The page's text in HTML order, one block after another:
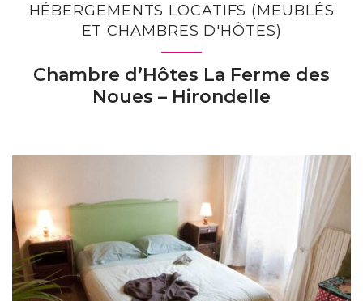
HÉBERGEMENTS LOCATIFS (MEUBLÉS
ET CHAMBRES D'HÔTES)
Chambre d’Hôtes La Ferme des
Noues – Hirondelle